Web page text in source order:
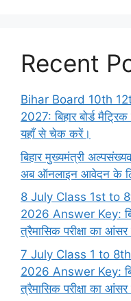
Recent
Bihar Board 10th
2027: बिहार बोर्ड
यहाँ से चेक करें।
बिहार मुख्यमंत्री
अब ऑनलाइन आवेदन के
8 July Class 1st to
2026 Answer Key:
त्रैमासिक परीक्षा का
7 July Class 1 to
2026 Answer Key:
त्रैमासिक परीक्षा का